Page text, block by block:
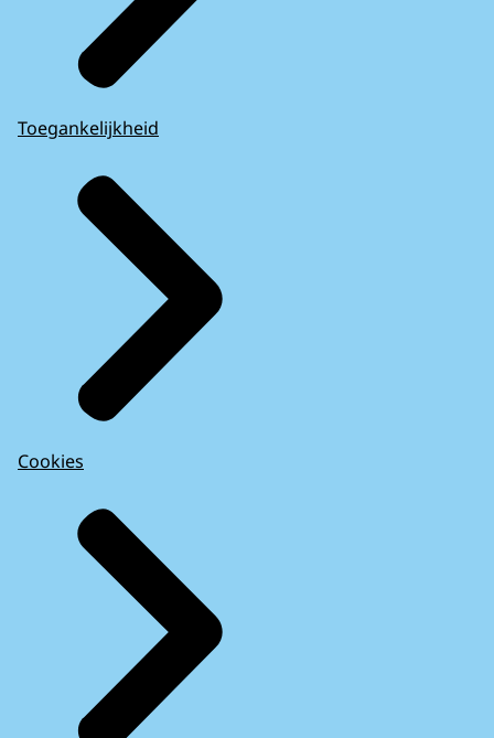
Toegankelijkheid
Cookies